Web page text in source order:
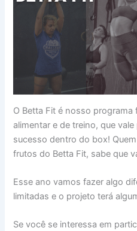
O Betta Fit é nosso programa
alimentar e de treino, que
sucesso dentro do box!
frutos do Betta Fit, sabe que
Esse ano vamos fazer algo
limitadas e o projeto terá
Se você se interessa em